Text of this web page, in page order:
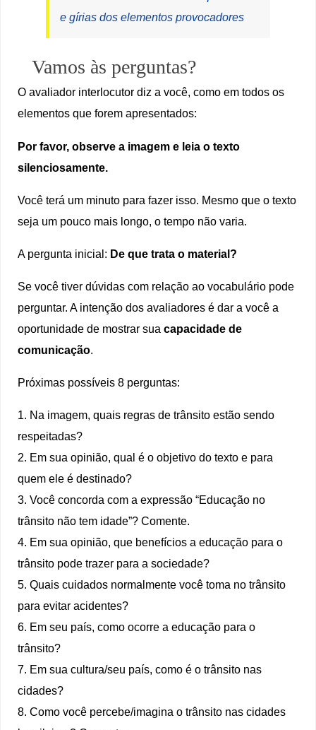
e gírias dos elementos provocadores
Vamos às perguntas?
O avaliador interlocutor diz a você, como em todos os
elementos que forem apresentados:
Por favor, observe a imagem e leia o texto
silenciosamente.
Você terá um minuto para fazer isso. Mesmo que o texto
seja um pouco mais longo, o tempo não varia.
A pergunta inicial: De que trata o material?
Se você tiver dúvidas com relação ao vocabulário pode
perguntar. A intenção dos avaliadores é dar a você a
oportunidade de mostrar suacapacidade de
comunicação.
Próximas possíveis 8 perguntas:
1. Na imagem, quais regras de trânsito estão sendo
respeitadas?
2. Em sua opinião, qual é o objetivo do texto e para
quem ele é destinado?
3. Você concorda com a expressão “Educação no
trânsito não tem idade”? Comente.
4. Em sua opinião, que benefícios a educação para o
trânsito pode trazer para a sociedade?
5. Quais cuidados normalmente você toma no trânsito
para evitar acidentes?
6. Em seu país, como ocorre a educação para o
trânsito?
7. Em sua cultura/seu país, como é o trânsito nas
cidades?
8. Como você percebe/imagina o trânsito nas cidades